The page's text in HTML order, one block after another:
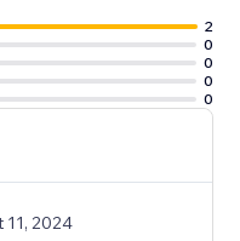
2
0
0
0
0
11, 2024